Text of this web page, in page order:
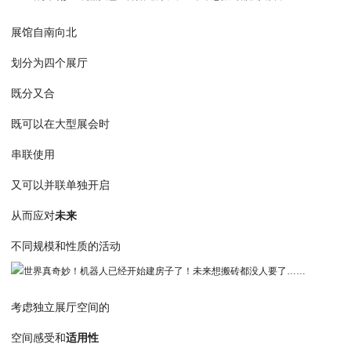
展馆自南向北
划分为四个展厅
既分又合
既可以在大型展会时
串联使用
又可以并联单独开启
从而应对未来
不同规模和性质的活动
考虑独立展厅空间的
空间感受和适用性